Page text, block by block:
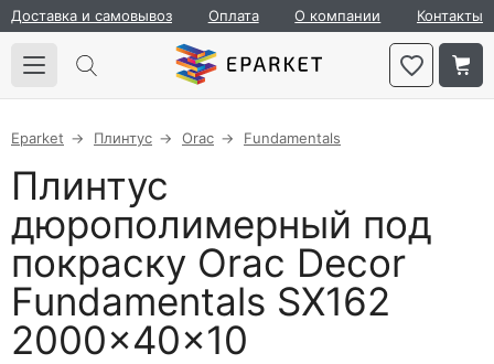
Доставка и самовывоз Оплата О компании Контакты
Eparket Плинтус Orac Fundamentals
Плинтус
дюрополимерный под
покраску Orac Decor
Fundamentals SX162
2000×40×10